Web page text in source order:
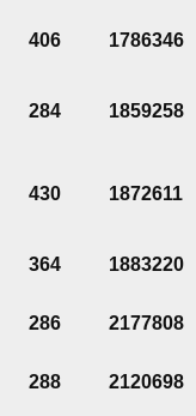
406 1786346
284 1859258
430 1872611
364 1883220
286 2177808
288 2120698